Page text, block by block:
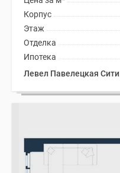
Корпус
Этаж
Отделка
Ипотека
Левел Павелецкая Сити